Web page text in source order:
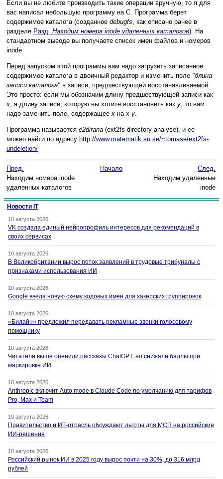
Если вы не любите производить такие операции вручную, то я для
вас написал небольшую программу на C. Программа берет
содержимое каталога (созданное debugfs , как описано ранее в
разделе Разд. Находим номера inode удаленных каталогов). На
стандартном выводе вы получаете список имен файлов и номеров
inode.
Перед запуском этой программы вам надо загрузить записанное
содержимое каталога в двоичный редактор и изменить поле "длина
записи каталога" в записи, предшествующей восстанавливаемой.
Это просто: если мы обозначим длину предшествующей записи как
x , а длину записи, которую вы хотите восстановить как y , то вам
надо заменить поле, содержащее x на x-y
Программа называется e2dirana (ext2fs directory analyse), и ее
можно найти по адресу http://www.matematik.su.se/~tomase/ext2fs-
undeletion/
Пред. Начало
След.
Находим номера inode
удаленных каталогов
Находим удаленные
inode
Новости IT
10 августа 2026
VK создала единый нейропрофиль интересов для рекомендаций в
своих сервисах
10 августа 2026
В Великобритании вырос поток заявлений в трудовые трибуналы с
признаками использования ИИ
10 августа 2026
Google ввела новую схему кодовых имён для хакерских группировок
10 августа 2026
«Билайн» предложил передавать рекламные звонки голосовому
помощнику
10 августа 2026
Читатели выше оценили рассказы ChatGPT, но снижали баллы при
маркировке ИИ
10 августа 2026
Anthropic включит Auto mode в Claude Code по умолчанию для тарифов
Pro, Max и Team
10 августа 2026
Правительство и ИТ-отрасль обсуждают льготы для МСП на российские
ИИ-решения
10 августа 2026
Российский рынок ИИ в 2025 году вырос почти на 30%, до 316 млрд
рублей